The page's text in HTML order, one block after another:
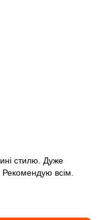
стилю. Дуже
всім.